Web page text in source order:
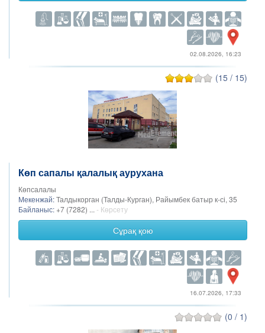
02.08.2026, 16:23
(15 / 15)
Көп сапалы қалалық аурухана
Көпсалалы
Мекенжай:Талдыкорган (Талды-Курган), Райымбек батыр к-сі, 35
Байланыс: +7 (7282) ... - Көрсету
Сұрақ қою
16.07.2026, 17:33
(0 / 1)